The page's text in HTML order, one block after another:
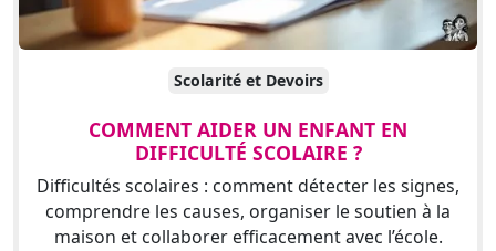
Scolarité et Devoirs
COMMENT AIDER UN ENFANT EN
DIFFICULTÉ SCOLAIRE ?
Difficultés scolaires : comment détecter les signes,
comprendre les causes, organiser le soutien à la
maison et collaborer efficacement avec l’école.